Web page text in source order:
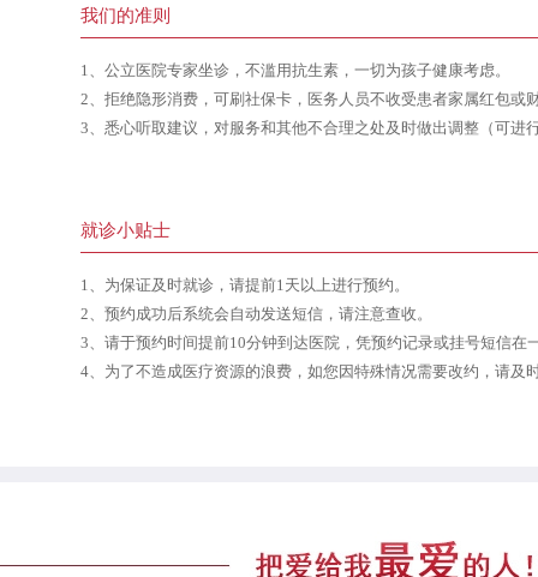
我们的准则
1、公立医院专家坐诊，不滥用抗生素，一切为孩子健康考虑。
2、拒绝隐形消费，可刷社保卡，医务人员不收受患者家属红包或
3、悉心听取建议，对服务和其他不合理之处及时做出调整（可进
就诊小贴士
1、为保证及时就诊，请提前1天以上进行预约。
2、预约成功后系统会自动发送短信，请注意查收。
3、请于预约时间提前10分钟到达医院，凭预约记录或挂号短信在
4、为了不造成医疗资源的浪费，如您因特殊情况需要改约，请及